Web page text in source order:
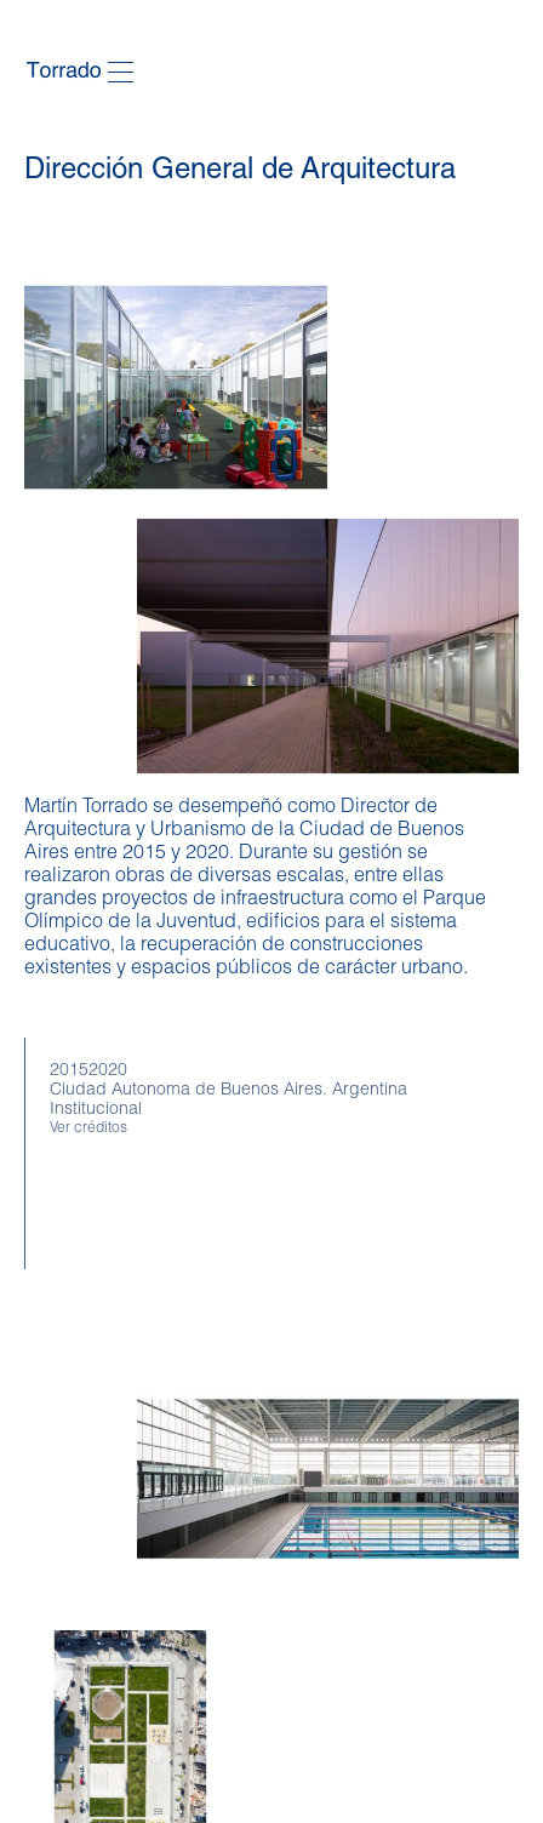
Dirección General de Arquitectura
Martín Torrado se desempeñó como Director de
Arquitectura y Urbanismo de la Ciudad de Buenos
Aires entre 2015 y 2020. Durante su gestión se
realizaron obras de diversas escalas, entre ellas
grandes proyectos de infraestructura como el Parque
Olímpico de la Juventud, edificios para el sistema
educativo, la recuperación de construcciones
existentes y espacios públicos de carácter urbano.
20152020
Ciudad Autonoma de Buenos Aires. Argentina
Institucional
Ver créditos